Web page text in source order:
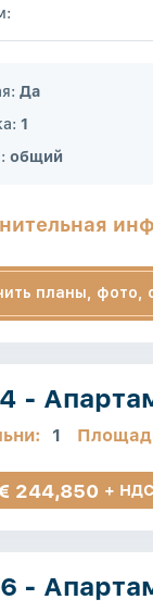
Да
1
общий
планы, фото,
-
1
244,850 + НДС
-